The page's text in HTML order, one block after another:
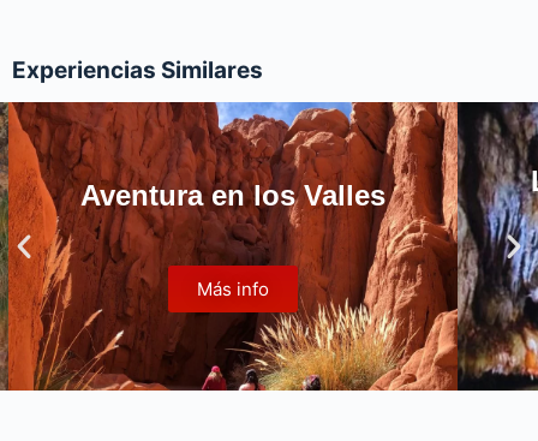
Experiencias Similares
Aventura en los Valles
Más info